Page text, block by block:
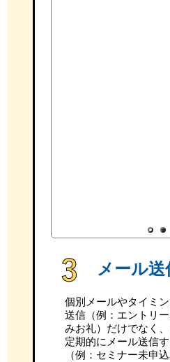
1 2
メール送
個別メールやタイミ
送信（例：エントリ
みお礼）だけでなく
定期的にメール送信す
（例：セミナー未申